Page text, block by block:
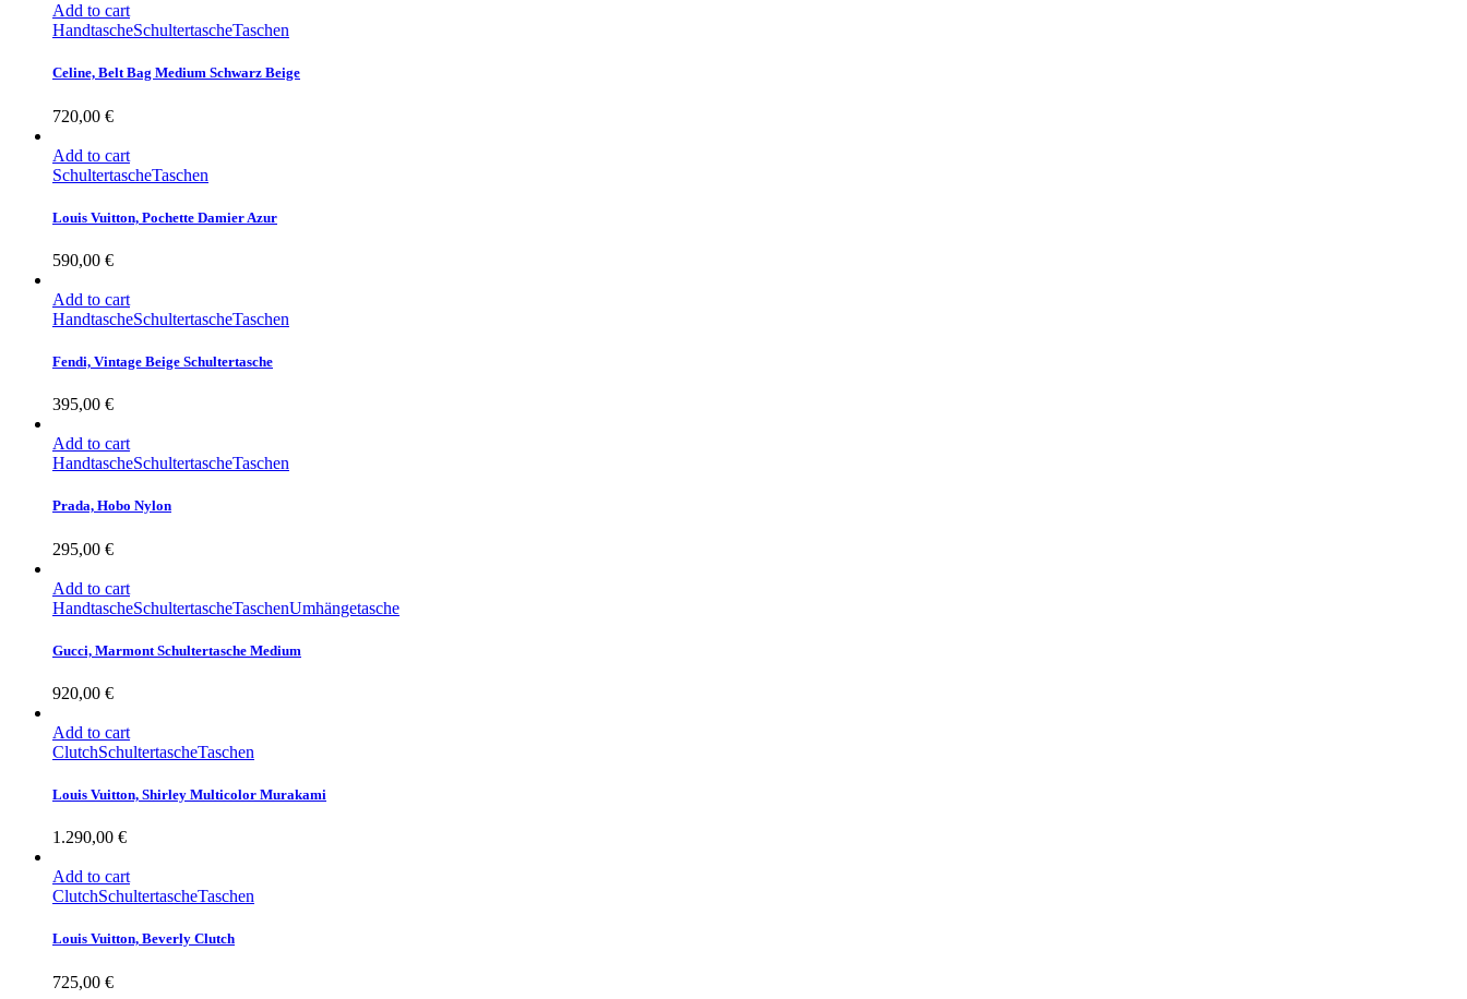
Add to cart
HandtascheSchultertascheTaschen
Celine, Belt Bag Medium Schwarz Beige
720,00 €
Add to cart
SchultertascheTaschen
Louis Vuitton, Pochette Damier Azur
590,00 €
Add to cart
HandtascheSchultertascheTaschen
Fendi, Vintage Beige Schultertasche
395,00 €
Add to cart
HandtascheSchultertascheTaschen
Prada, Hobo Nylon
295,00 €
Add to cart
HandtascheSchultertascheTaschenUmhängetasche
Gucci, Marmont Schultertasche Medium
920,00 €
Add to cart
ClutchSchultertascheTaschen
Louis Vuitton, Shirley Multicolor Murakami
1.290,00 €
Add to cart
ClutchSchultertascheTaschen
Louis Vuitton, Beverly Clutch
725,00 €